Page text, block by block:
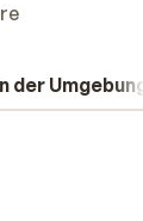
der Umgebung